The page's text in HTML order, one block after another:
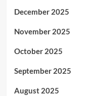
December 2025
November 2025
October 2025
September 2025
August 2025